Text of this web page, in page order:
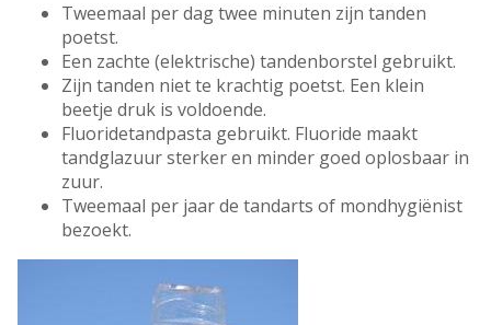
Tweemaal per dag twee minuten zijn tanden
poetst.
Een zachte (elektrische) tandenborstel gebruikt.
Zijn tanden niet te krachtig poetst. Een klein
beetje druk is voldoende.
Fluoridetandpasta gebruikt. Fluoride maakt
tandglazuur sterker en minder goed oplosbaar in
zuur.
Tweemaal per jaar de tandarts of mondhygiënist
bezoekt.